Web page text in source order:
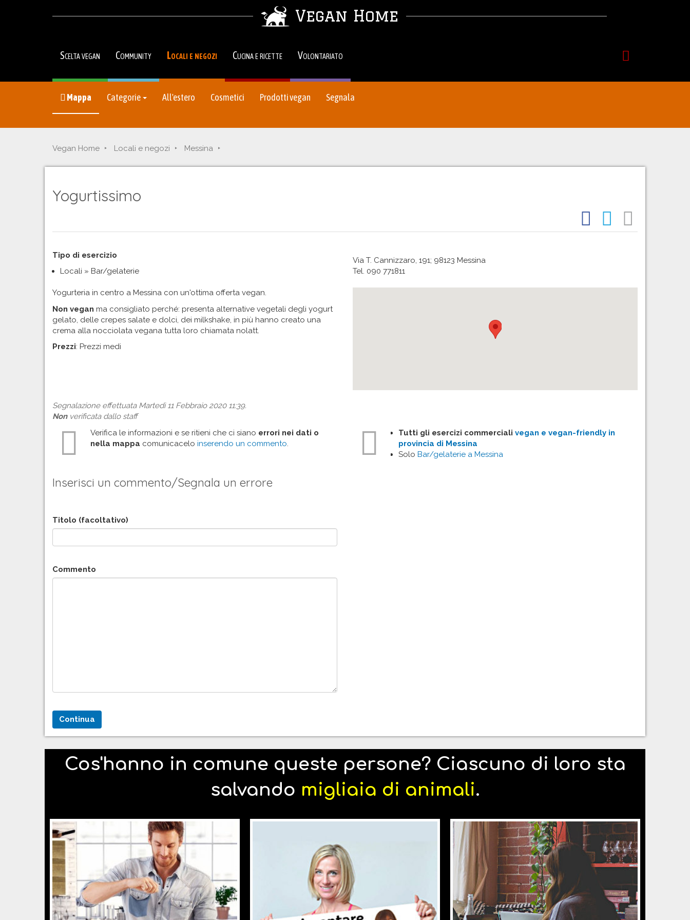
Vegan Home
Scelta vegan Community Locali e negozi Cucina e ricette Volontariato
Mappa Categorie All'estero Cosmetici Prodotti vegan Segnala
Vegan Home Locali e negozi Messina
Yogurtissimo
Tipo di esercizio
Locali » Bar/gelaterie
Via T. Cannizzaro, 191; 98123 Messina
Tel. 090 771811
Yogurteria in centro a Messina con un'ottima offerta vegan.
Non vegan ma consigliato perché: presenta alternative vegetali degli yogurt
gelato, delle crepes salate e dolci, dei milkshake, in più hanno creato una
crema alla nocciolata vegana tutta loro chiamata nolatt.
Prezzi: Prezzi medi
Segnalazione effettuata Martedì 11 Febbraio 2020 11:39.
Nonverificata dallo staff
Verifica le informazioni e se ritieni che ci siano errori nei dati o
nella mappa comunicacelo inserendo un commento.
Tutti gli esercizi commerciali vegan e vegan-friendly in
provincia di Messina
Solo Bar/gelaterie a Messina
Inserisci un commento/Segnala un errore
Titolo (facoltativo)
Commento
Cos'hanno in comune queste persone? Ciascuno di loro sta
salvando migliaia di animali.